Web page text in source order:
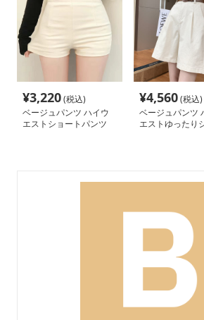
¥3,220(税込)
ベージュパンツ ハイウ
エストショートパンツ
¥4,560(税込)
ベージュパンツ
エストゆったり